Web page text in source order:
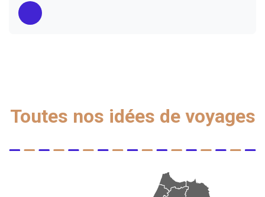
Toutes nos idées de voyages